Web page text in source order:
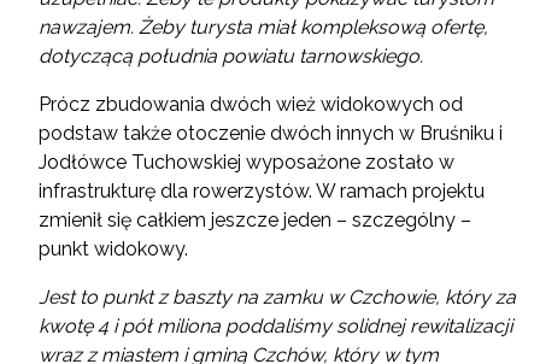
nawzajem. Żeby turysta miał kompleksową ofertę,
dotyczącą południa powiatu tarnowskiego.
Prócz zbudowania dwóch wież widokowych od
podstaw także otoczenie dwóch innych w Bruśniku i
Jodłówce Tuchowskiej wyposażone zostało w
infrastrukturę dla rowerzystów. W ramach projektu
zmienił się całkiem jeszcze jeden – szczególny –
punkt widokowy.
Jest to punkt z baszty na zamku w Czchowie, który za
kwotę 4 i pół miliona poddaliśmy solidnej rewitalizacji
wraz z miastem i gminą Czchów, który w tym